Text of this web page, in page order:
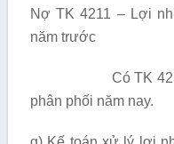
Nợ TK 4211 – Lợi
năm trước
Có TK 4212 –
phân phối năm nay.